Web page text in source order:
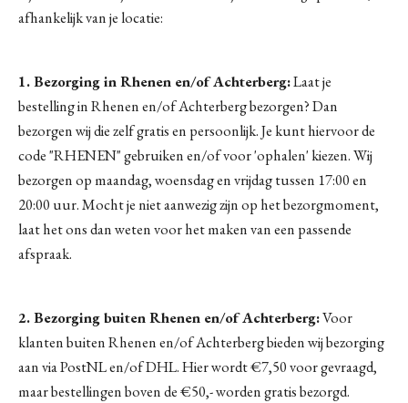
afhankelijk van je locatie:
1. Bezorging in Rhenen en/of Achterberg:Laat je
bestelling in Rhenen en/of Achterberg bezorgen? Dan
bezorgen wij die zelf gratis en persoonlijk. Je kunt hiervoor de
code "RHENEN" gebruiken en/of voor 'ophalen' kiezen. Wij
bezorgen op maandag, woensdag en vrijdag tussen 17:00 en
20:00 uur. Mocht je niet aanwezig zijn op het bezorgmoment,
laat het ons dan weten voor het maken van een passende
afspraak.
2. Bezorging buiten Rhenen en/of Achterberg:Voor
klanten buiten Rhenen en/of Achterberg bieden wij bezorging
aan via PostNL en/of DHL. Hier wordt €7,50 voor gevraagd,
maar bestellingen boven de €50,- worden gratis bezorgd.